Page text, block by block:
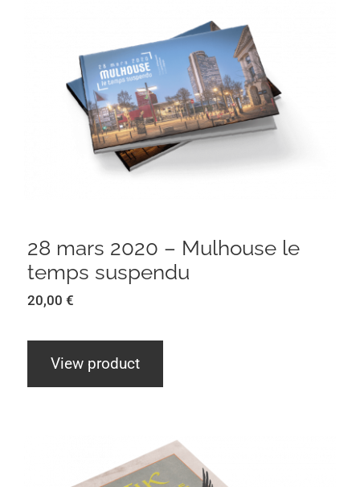
28 mars 2020 – Mulhouse le temps
suspendu
28 mars 2020 – Mulhouse le
temps suspendu
20,00€
View product